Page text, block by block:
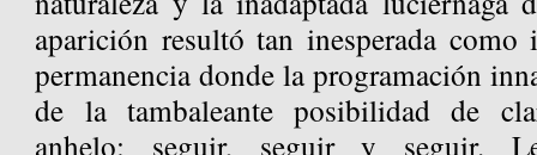
aparición resultó tan inesperada
permanencia donde la programación
de la tambaleante posibilidad de
anhelo: seguir, seguir y seguir.